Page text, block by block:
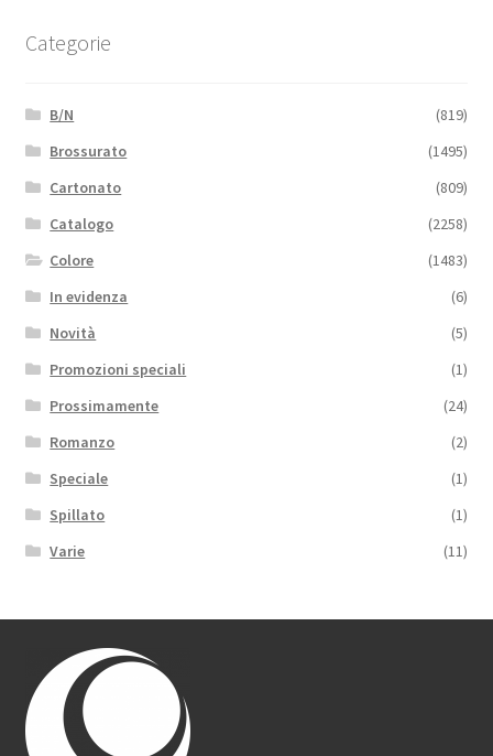
Categorie
B/N
(819)
Brossurato
(1495)
Cartonato
(809)
Catalogo
(2258)
Colore
(1483)
In evidenza
(6)
Novità
(5)
Promozioni speciali
(1)
Prossimamente
(24)
Romanzo
(2)
Speciale
(1)
Spillato
(1)
Varie
(11)